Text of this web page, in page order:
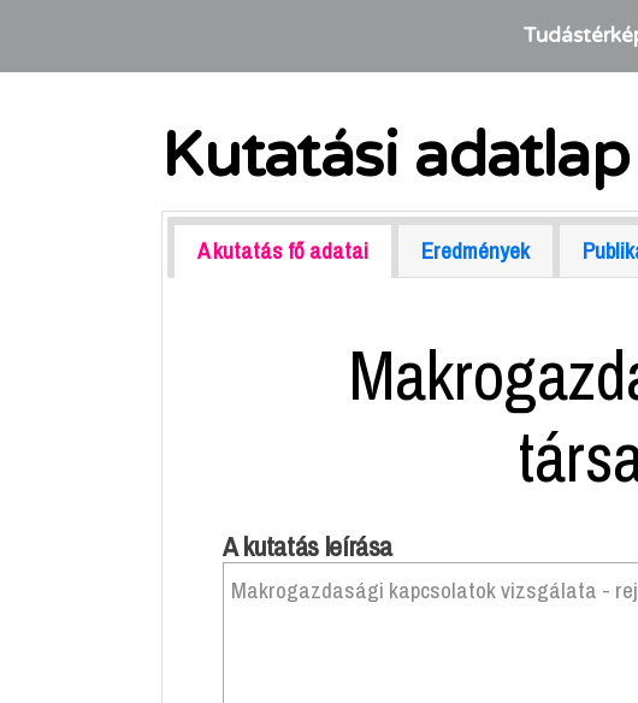
Kutatási adatlap
A kutatás fő adatai Eredmények
A kutatás leírása
Makrogazdasági kapcsolatok vizsgálata -